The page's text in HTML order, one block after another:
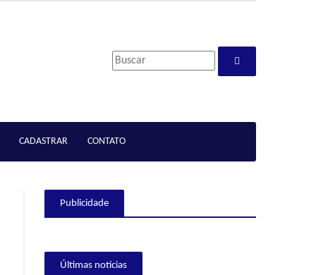
CADASTRAR CONTATO
Publicidade
Últimas notícias